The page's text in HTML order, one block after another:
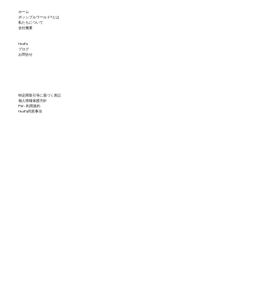
の軌跡：ポッシブルワールドが映し出し
ホーム
ポッシブルワールド®とは
私たちについて
会社概要
HosPa
ブログ
お問合せ
特定商取引等に基づく表記
個人情報保護方針
PW - 利用規約
HosPa同意事項